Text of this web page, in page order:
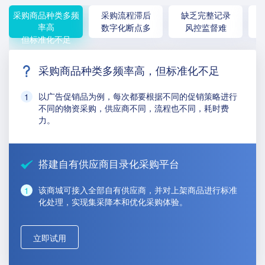
采购商品种类多频
率高
但标准化不足
采购流程滞后
数字化断点多
缺乏完整记录
风控监督难
采购商品种类多频率高，但标准化不足
以广告促销品为例，每次都要根据不同的促销策略进行
不同的物资采购，供应商不同，流程也不同，耗时费
力。
搭建自有供应商目录化采购平台
该商城可接入全部自有供应商，并对上架商品进行标准
化处理，实现集采降本和优化采购体验。
立即试用